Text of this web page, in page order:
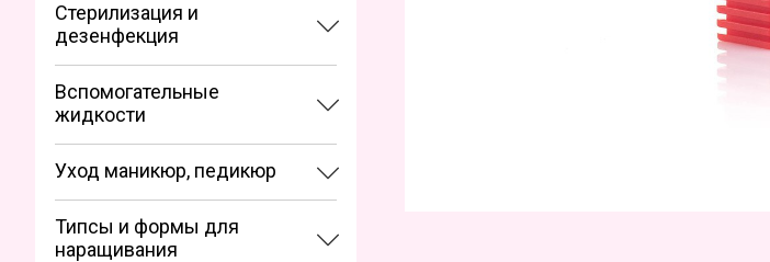
Стерилизация и
дезенфекция
Вспомогательные
жидкости
Уход маникюр, педикюр
Типсы и формы для
наращивания